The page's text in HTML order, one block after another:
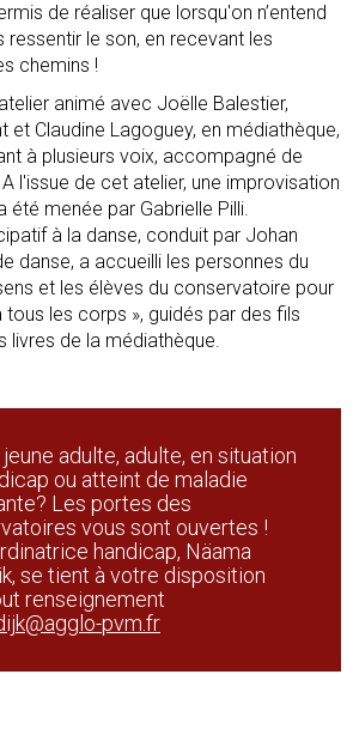
de réaliser que lorsqu'on n’entend
ressentir le son, en recevant les
chemins !
animé avec Joëlle Balestier,
et Claudine Lagoguey, en médiathèque,
à plusieurs voix, accompagné de
l'issue de cet atelier, une improvisation
menée par Gabrielle Pilli.
à la danse, conduit par Johan
danse, a accueilli les personnes du
et les élèves du conservatoire pour
tous les corps », guidés par des fils
livres de la médiathèque.
jeune adulte, adulte, en situation
ou atteint de maladie
Les portes des
vous sont ouvertes !
handicap, Näama
se tient à votre disposition
renseignement
pvm.fr